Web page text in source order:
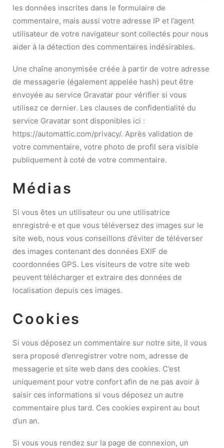
les données inscrites dans le formulaire de
commentaire, mais aussi votre adresse IP et l’agent
utilisateur de votre navigateur sont collectés pour nous
aider à la détection des commentaires indésirables.
Une chaîne anonymisée créée à partir de votre adresse
de messagerie (également appelée hash) peut être
envoyée au service Gravatar pour vérifier si vous
utilisez ce dernier. Les clauses de confidentialité du
service Gravatar sont disponibles ici :
https://automattic.com/privacy/. Après validation de
votre commentaire, votre photo de profil sera visible
publiquement à coté de votre commentaire.
Médias
Si vous êtes un utilisateur ou une utilisatrice
enregistré·e et que vous téléversez des images sur le
site web, nous vous conseillons d’éviter de téléverser
des images contenant des données EXIF de
coordonnées GPS. Les visiteurs de votre site web
peuvent télécharger et extraire des données de
localisation depuis ces images.
Cookies
Si vous déposez un commentaire sur notre site, il vous
sera proposé d’enregistrer votre nom, adresse de
messagerie et site web dans des cookies. C’est
uniquement pour votre confort afin de ne pas avoir à
saisir ces informations si vous déposez un autre
commentaire plus tard. Ces cookies expirent au bout
d’un an.
Si vous vous rendez sur la page de connexion, un